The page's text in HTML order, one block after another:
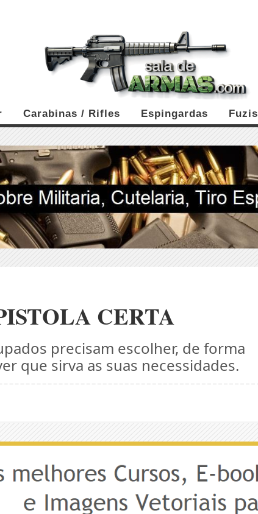
Carabinas / Rifles Espingardas Fuzis
CERTA
precisam escolher, de forma
que sirva as suas necessidades.